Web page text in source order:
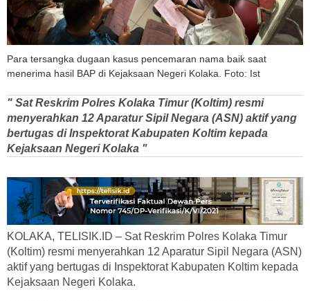
Para tersangka dugaan kasus pencemaran nama baik saat
menerima hasil BAP di Kejaksaan Negeri Kolaka. Foto: Ist
" Sat Reskrim Polres Kolaka Timur (Koltim) resmi
menyerahkan 12 Aparatur Sipil Negara (ASN) aktif yang
bertugas di Inspektorat Kabupaten Koltim kepada
Kejaksaan Negeri Kolaka "
KOLAKA, TELISIK.ID – Sat Reskrim Polres Kolaka Timur
(Koltim) resmi menyerahkan 12 Aparatur Sipil Negara (ASN)
aktif yang bertugas di Inspektorat Kabupaten Koltim kepada
Kejaksaan Negeri Kolaka.